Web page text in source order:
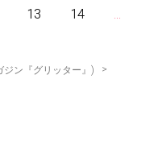
13 14
...
ジン『グリッター』)
>